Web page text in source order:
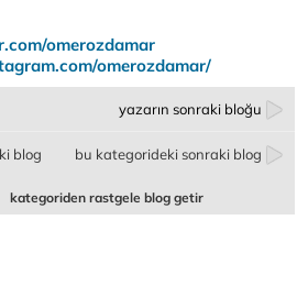
omerozdamar
omerozdamar/
yazarın sonraki bloğu
blog bu kategorideki sonraki blog
kategoriden rastgele blog getir